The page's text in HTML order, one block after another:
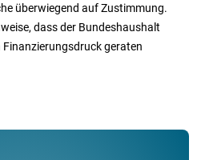
überwiegend auf Zustimmung.
dass der Bundeshaushalt
geraten